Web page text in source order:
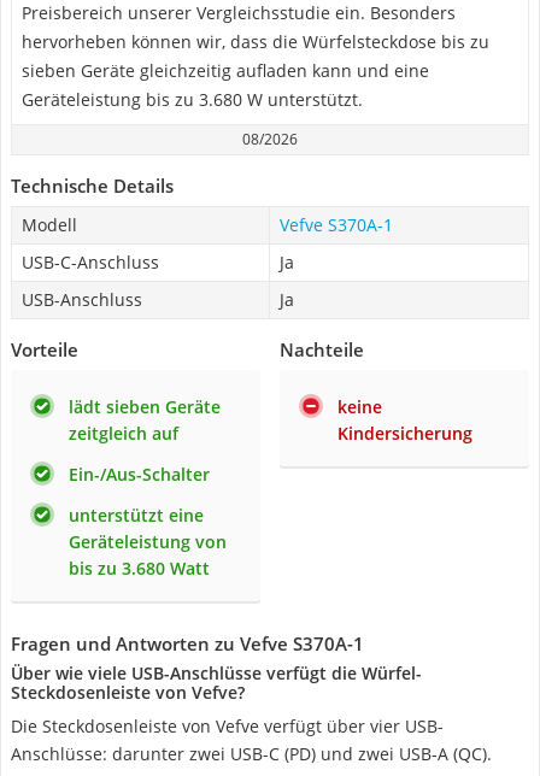
Preisbereich unserer Vergleichsstudie ein. Besonders
hervorheben können wir, dass die Würfelsteckdose bis zu
sieben Geräte gleichzeitig aufladen kann und eine
Geräteleistung bis zu 3.680 W unterstützt.
08/2026
Technische Details
Modell
Vefve S370A-1
USB-C-Anschluss
Ja
USB-Anschluss
Ja
Vorteile
lädt sieben Geräte
zeitgleich auf
Ein-/Aus-Schalter
unterstützt eine
Geräteleistung von
bis zu 3.680 Watt
Nachteile
keine
Kindersicherung
Fragen und Antworten zu Vefve S370A-1
Über wie viele USB-Anschlüsse verfügt die Würfel-
Steckdosenleiste von Vefve?
Die Steckdosenleiste von Vefve verfügt über vier USB-
Anschlüsse: darunter zwei USB-C (PD) und zwei USB-A (QC).